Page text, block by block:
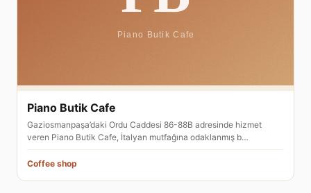
Piano Butik Cafe
Gaziosmanpaşa’daki Ordu Caddesi 86-88B adresinde hizmet
veren Piano Butik Cafe, İtalyan mutfağına odaklanmış b…
Coffee shop